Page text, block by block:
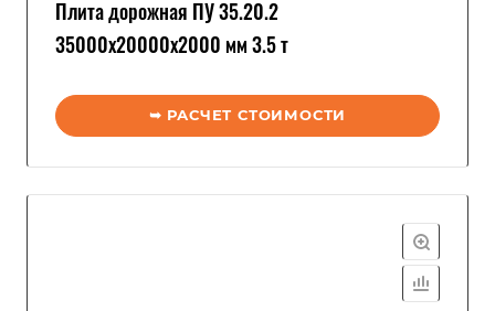
Плита дорожная ПУ 35.20.2
35000x20000x2000 мм 3.5 т
➥ РАСЧЕТ СТОИМОСТИ